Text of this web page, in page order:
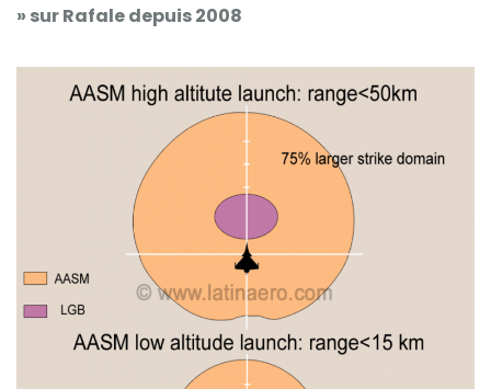
» sur Rafale depuis 2008